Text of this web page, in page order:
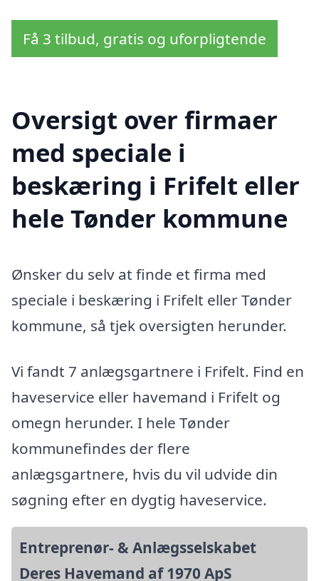
Få 3 tilbud, gratis og uforpligtende
Oversigt over firmaer
med speciale i
beskæring i Frifelt eller
hele Tønder kommune
Ønsker du selv at finde et firma med
speciale i beskæring i Frifelt eller Tønder
kommune, så tjek oversigten herunder.
Vi fandt 7 anlægsgartnere i Frifelt. Find en
haveservice eller havemand i Frifelt og
omegn herunder. I hele Tønder
kommunefindes der flere
anlægsgartnere, hvis du vil udvide din
søgning efter en dygtig haveservice.
Entreprenør- & Anlægsselskabet
Deres Havemand af 1970 ApS